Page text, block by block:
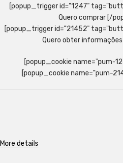
[popup_trigger id="1247"
Quero comprar [/
[popup_trigger id="21452"
Quero obter
[popup_cookie name="pum-
[popup_cookie name="pum-
More details